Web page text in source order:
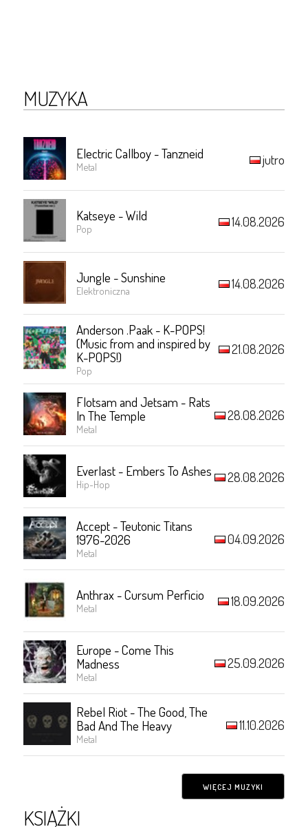
MUZYKA
Electric Callboy - Tanzneid
Metal jutro
Katseye - Wild
Pop 14.08.2026
Jungle - Sunshine
Elektroniczna 14.08.2026
Anderson .Paak - K-POPS!
(Music from and inspired by
K-POPS!)
Pop
21.08.2026
Flotsam and Jetsam - Rats
In The Temple
Metal
28.08.2026
Everlast - Embers To Ashes
Hip-Hop 28.08.2026
Accept - Teutonic Titans
1976-2026
Metal
04.09.2026
Anthrax - Cursum Perficio
Metal 18.09.2026
Europe - Come This
Madness
Metal
25.09.2026
Rebel Riot - The Good, The
Bad And The Heavy
Metal
11.10.2026
WIĘCEJ MUZYKI
KSIĄŻKI